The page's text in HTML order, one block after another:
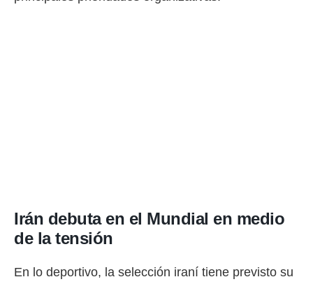
Irán debuta en el Mundial en medio
de la tensión
En lo deportivo, la selección iraní tiene previsto su